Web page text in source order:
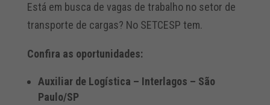
Está em busca de vagas de trabalho no setor de
transporte de cargas? No SETCESP tem.
Confira as oportunidades:
Auxiliar de Logística – Interlagos – São
Paulo/SP